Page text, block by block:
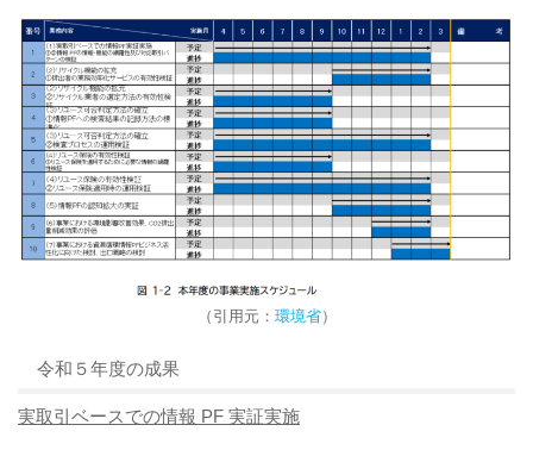
（引用元： 環境省）
令和５年度の成果
実取引ベースでの情報 PF 実証実施